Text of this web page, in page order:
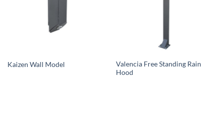
Kaizen Wall Model
Valencia Free Standing Rain
Hood